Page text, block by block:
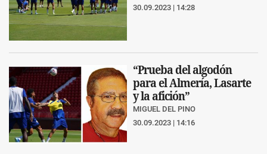
30.09.2023 | 14:28
“Prueba del algodón
para el Almería, Lasarte
y la afición”
MIGUEL DEL PINO
30.09.2023 | 14:16